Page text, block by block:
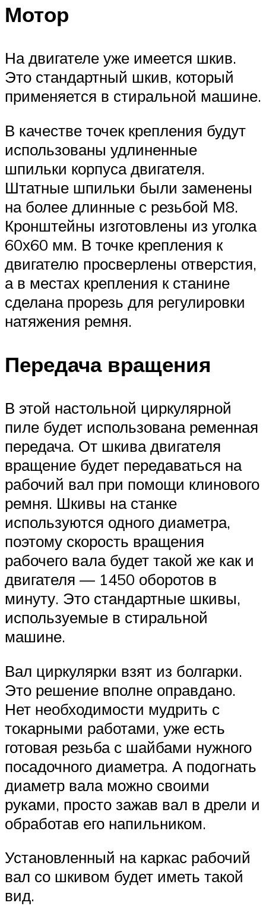
Мотор
На двигателе уже имеется шкив.
Это стандартный шкив, который
применяется в стиральной машине.
В качестве точек крепления будут
использованы удлиненные
шпильки корпуса двигателя.
Штатные шпильки были заменены
на более длинные с резьбой М8.
Кронштейны изготовлены из уголка
60х60 мм. В точке крепления к
двигателю просверлены отверстия,
а в местах крепления к станине
сделана прорезь для регулировки
натяжения ремня.
Передача вращения
В этой настольной циркулярной
пиле будет использована ременная
передача. От шкива двигателя
вращение будет передаваться на
рабочий вал при помощи клинового
ремня. Шкивы на станке
используются одного диаметра,
поэтому скорость вращения
рабочего вала будет такой же как и
двигателя — 1450 оборотов в
минуту. Это стандартные шкивы,
используемые в стиральной
машине.
Вал циркулярки взят из болгарки.
Это решение вполне оправдано.
Нет необходимости мудрить с
токарными работами, уже есть
готовая резьба с шайбами нужного
посадочного диаметра. А подогнать
диаметр вала можно своими
руками, просто зажав вал в дрели и
обработав его напильником.
Установленный на каркас рабочий
вал со шкивом будет иметь такой
вид.